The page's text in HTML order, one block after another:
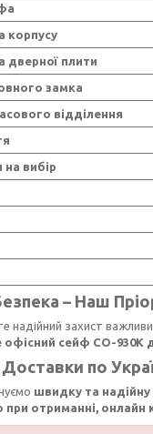
корпусу
дверної плити
замка
відділення
вибір
– Наш
надійний захист
сейф СО-930К
по
швидку та надійну
при отриманні, онлайн